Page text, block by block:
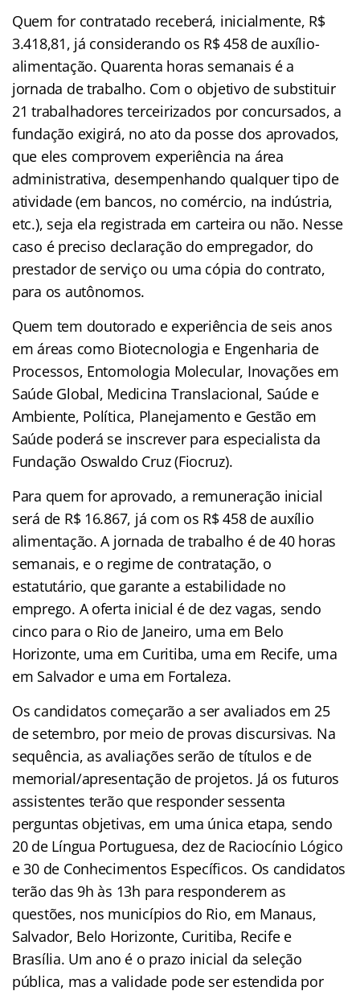
Quem for contratado receberá, inicialmente, R$
3.418,81, já considerando os R$ 458 de auxílio-
alimentação. Quarenta horas semanais é a
jornada de trabalho. Com o objetivo de substituir
21 trabalhadores terceirizados por concursados, a
fundação exigirá, no ato da posse dos aprovados,
que eles comprovem experiência na área
administrativa, desempenhando qualquer tipo de
atividade (em bancos, no comércio, na indústria,
etc.), seja ela registrada em carteira ou não. Nesse
caso é preciso declaração do empregador, do
prestador de serviço ou uma cópia do contrato,
para os autônomos.
Quem tem doutorado e experiência de seis anos
em áreas como Biotecnologia e Engenharia de
Processos, Entomologia Molecular, Inovações em
Saúde Global, Medicina Translacional, Saúde e
Ambiente, Política, Planejamento e Gestão em
Saúde poderá se inscrever para especialista da
Fundação Oswaldo Cruz (Fiocruz).
Para quem for aprovado, a remuneração inicial
será de R$ 16.867, já com os R$ 458 de auxílio
alimentação. A jornada de trabalho é de 40 horas
semanais, e o regime de contratação, o
estatutário, que garante a estabilidade no
emprego. A oferta inicial é de dez vagas, sendo
cinco para o Rio de Janeiro, uma em Belo
Horizonte, uma em Curitiba, uma em Recife, uma
em Salvador e uma em Fortaleza.
Os candidatos começarão a ser avaliados em 25
de setembro, por meio de provas discursivas. Na
sequência, as avaliações serão de títulos e de
memorial/apresentação de projetos. Já os futuros
assistentes terão que responder sessenta
perguntas objetivas, em uma única etapa, sendo
20 de Língua Portuguesa, dez de Raciocínio Lógico
e 30 de Conhecimentos Específicos. Os candidatos
terão das 9h às 13h para responderem as
questões, nos municípios do Rio, em Manaus,
Salvador, Belo Horizonte, Curitiba, Recife e
Brasília. Um ano é o prazo inicial da seleção
pública, mas a validade pode ser estendida por